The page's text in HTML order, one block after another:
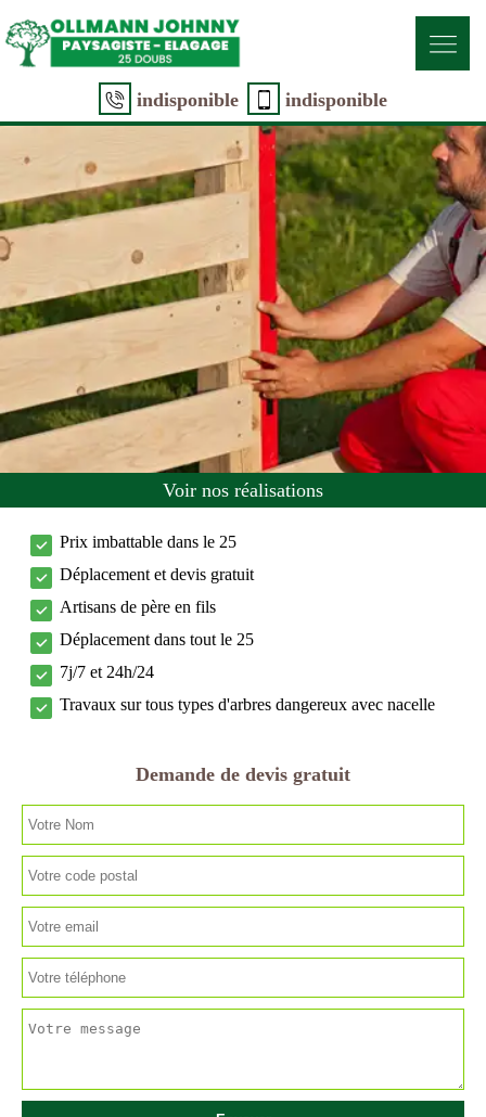
indisponible indisponible
Voir nos réalisations
Prix imbattable dans le 25
Déplacement et devis gratuit
Artisans de père en fils
Déplacement dans tout le 25
7j/7 et 24h/24
Travaux sur tous types d'arbres dangereux avec nacelle
Demande de devis gratuit